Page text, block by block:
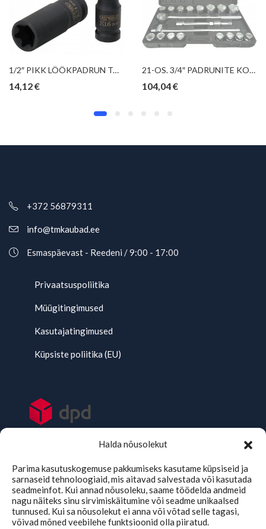
Halda nõusolekut
Parima kasutuskogemuse pakkumiseks kasutame küpsiseid ja
sarnaseid tehnoloogiaid, mis aitavad salvestada või kasutada
seadmeinfot. Kui annad nõusoleku, saame töödelda andmeid
nagu näiteks sinu sirvimiskäitumine või seadme unikaalsed
tunnused. Kui sa nõusolekut ei anna või võtad selle tagasi,
võivad mõned veebilehe funktsioonid olla piiratud.
1/2″ PIKK LÖÖKPADRUN TORX E16 KS TOOLS
14,12€
21-OS. 3/4″ PADRUNITE KOMPLEKT 19-50MM GEKO
104,04€
+372 56879311
info@tmkaubad.ee
Esmaspäevast - Reedeni / 9:00 - 17:00
Privaatsuspoliitika
Müügitingimused
Kasutajatingimused
Küpsiste poliitika (EU)